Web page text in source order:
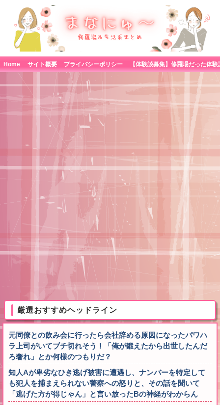
Home サイト概要 プライバシーポリシー
厳選おすすめヘッドライン
元同僚との飲み会に行ったら会社辞める原因になったパワハ
ラ上司がいてブチ切れそう！「俺が鍛えたから出世したんだ
ろ奢れ」とか何様のつもりだ？
知人Aが卑劣なひき逃げ被害に遭遇し、ナンバーを特定して
も犯人を捕まえられない警察への怒りと、その話を聞いて
「逃げた方が得じゃん」と言い放ったBの神経がわからん